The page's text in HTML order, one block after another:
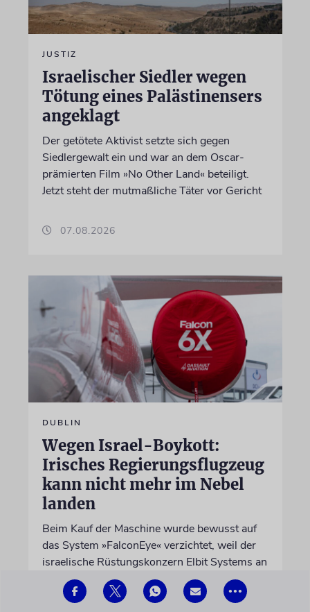
•••
JUSTIZ
Israelischer Siedler wegen
Tötung eines Palästinensers
angeklagt
Der getötete Aktivist setzte sich gegen
Siedlergewalt ein und war an dem Oscar-
prämierten Film »No Other Land« beteiligt.
Jetzt steht der mutmaßliche Täter vor Gericht
07.08.2026
DUBLIN
Wegen Israel-Boykott:
Irisches Regierungsflugzeug
kann nicht mehr im Nebel
landen
Beim Kauf der Maschine wurde bewusst auf
das System »FalconEye« verzichtet, weil der
israelische Rüstungskonzern Elbit Systems an
dem Produkt beteiligt ist